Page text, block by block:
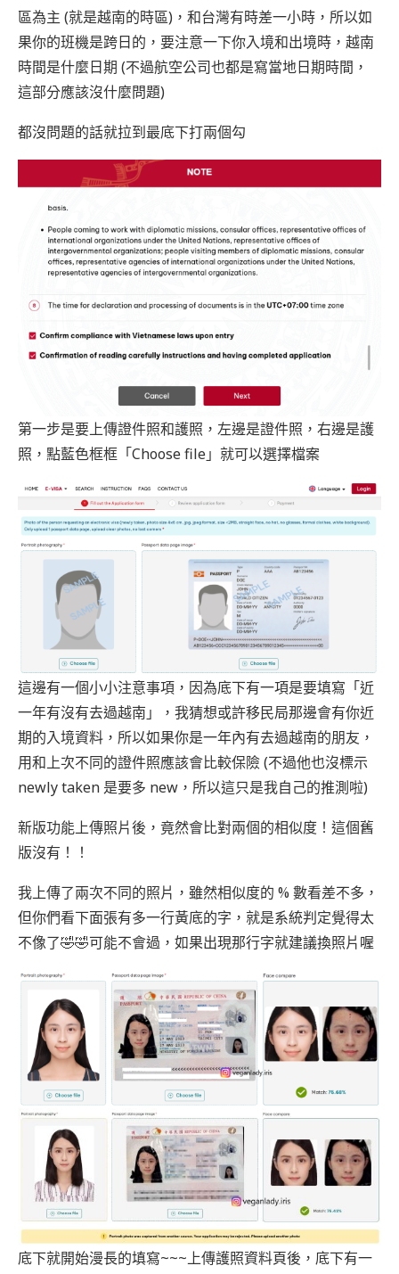
區為主 (就是越南的時區)，和台灣有時差一小時，所以如
果你的班機是跨日的，要注意一下你入境和出境時，越南
時間是什麼日期 (不過航空公司也都是寫當地日期時間，
這部分應該沒什麼問題)
都沒問題的話就拉到最底下打兩個勾
第一步是要上傳證件照和護照，左邊是證件照，右邊是護
照，點藍色框框「Choose file」就可以選擇檔案
這邊有一個小小注意事項，因為底下有一項是要填寫「近
一年有沒有去過越南」，我猜想或許移民局那邊會有你近
期的入境資料，所以如果你是一年內有去過越南的朋友，
用和上次不同的證件照應該會比較保險 (不過他也沒標示
newly taken 是要多 new，所以這只是我自己的推測啦)
新版功能上傳照片後，竟然會比對兩個的相似度！這個舊
版沒有！！
我上傳了兩次不同的照片，雖然相似度的 % 數看差不多，
但你們看下面張有多一行黃底的字，就是系統判定覺得太
不像了🤣🤣可能不會過，如果出現那行字就建議換照片喔
底下就開始漫長的填寫~~~上傳護照資料頁後，底下有一